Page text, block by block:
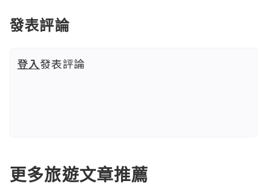
發表評論
登入發表評論
更多旅遊文章推薦